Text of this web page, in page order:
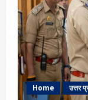
Home उत्तर